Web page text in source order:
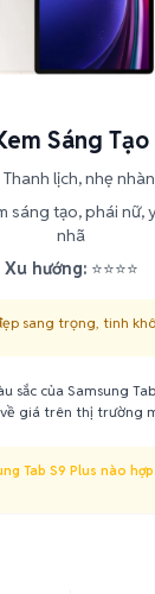
Sáng Tạo
Thanh lịch, nhẹ
sáng tạo, phái nữ,
nhã
Xu hướng: ⭐⭐⭐⭐
sang trọng, tinh
sắc của Samsung
giá trên thị trường
Tab S9 Plus nào